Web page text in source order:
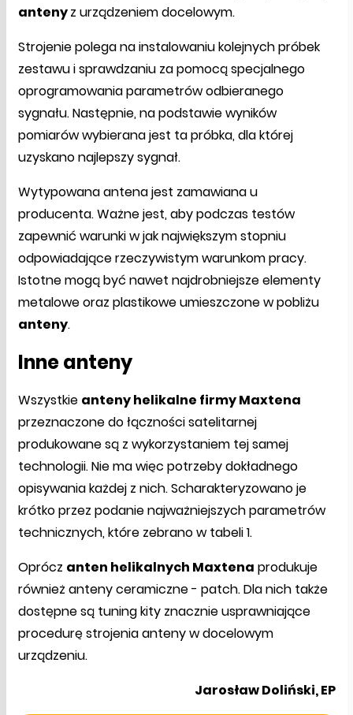
antenyz urządzeniem docelowym.
Strojenie polega na instalowaniu kolejnych próbek
zestawu i sprawdzaniu za pomocą specjalnego
oprogramowania parametrów odbieranego
sygnału. Następnie, na podstawie wyników
pomiarów wybierana jest ta próbka, dla której
uzyskano najlepszy sygnał.
Wytypowana antena jest zamawiana u
producenta. Ważne jest, aby podczas testów
zapewnić warunki w jak największym stopniu
odpowiadające rzeczywistym warunkom pracy.
Istotne mogą być nawet najdrobniejsze elementy
metalowe oraz plastikowe umieszczone w pobliżu
anteny.
Inne anteny
Wszystkie anteny helikalne firmy Maxtena
przeznaczone do łączności satelitarnej
produkowane są z wykorzystaniem tej samej
technologii. Nie ma więc potrzeby dokładnego
opisywania każdej z nich. Scharakteryzowano je
krótko przez podanie najważniejszych parametrów
technicznych, które zebrano w tabeli 1.
Oprócz anten helikalnych Maxtena produkuje
również anteny ceramiczne - patch. Dla nich także
dostępne są tuning kity znacznie usprawniające
procedurę strojenia anteny w docelowym
urządzeniu.
Jarosław Doliński, EP